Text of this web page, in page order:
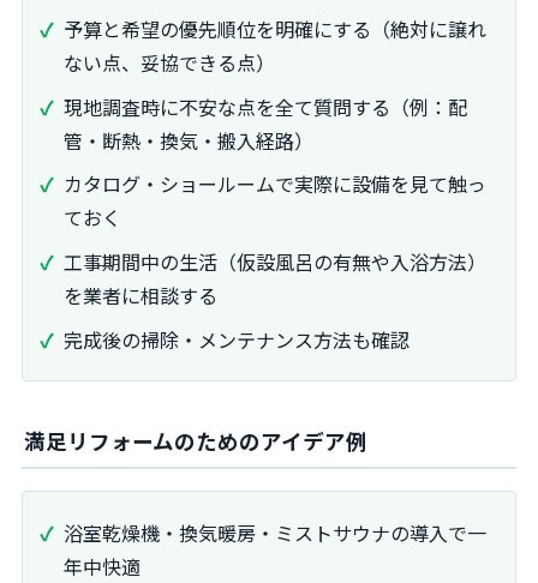
予算と希望の優先順位を明確にする（絶対に譲れ
ない点、妥協できる点）
現地調査時に不安な点を全て質問する（例：配
管・断熱・換気・搬入経路）
カタログ・ショールームで実際に設備を見て触っ
ておく
工事期間中の生活（仮設風呂の有無や入浴方法）
を業者に相談する
完成後の掃除・メンテナンス方法も確認
満足リフォームのためのアイデア例
浴室乾燥機・換気暖房・ミストサウナの導入で一
年中快適